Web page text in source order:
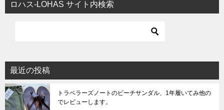
ロハス-LOHAS サイト内検索
最近の投稿
トラベラーズノートのビーチサンダル、1年履いてみ他の
でレビューします。